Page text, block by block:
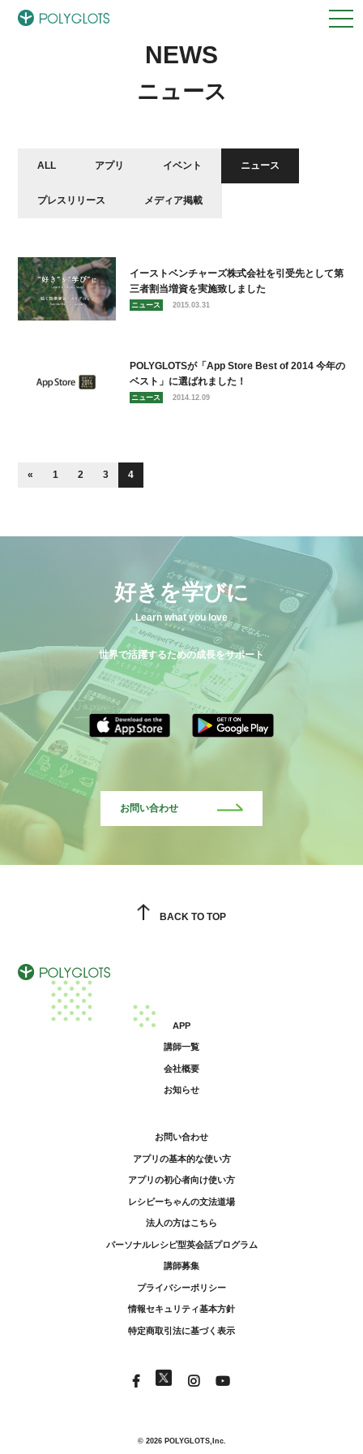
NEWS
ニュース
ALL アプリ イベント ニュース
プレスリリース メディア掲載
イーストベンチャーズ株式会社を引受先として第
三者割当増資を実施致しました
ニュース 2015.03.31
POLYGLOTSが「App Store Best of 2014 今年の
ベスト」に選ばれました！
ニュース 2014.12.09
« 1 2 3 4
好きを学びに
Learn what you love
世界で活躍するための成長をサポート
お問い合わせ
BACK TO TOP
APP
講師一覧
会社概要
お知らせ
お問い合わせ
アプリの基本的な使い方
アプリの初心者向け使い方
レシピーちゃんの文法道場
法人の方はこちら
パーソナルレシピ型英会話プログラム
講師募集
プライバシーポリシー
情報セキュリティ基本方針
特定商取引法に基づく表示
© 2026 POLYGLOTS,Inc.